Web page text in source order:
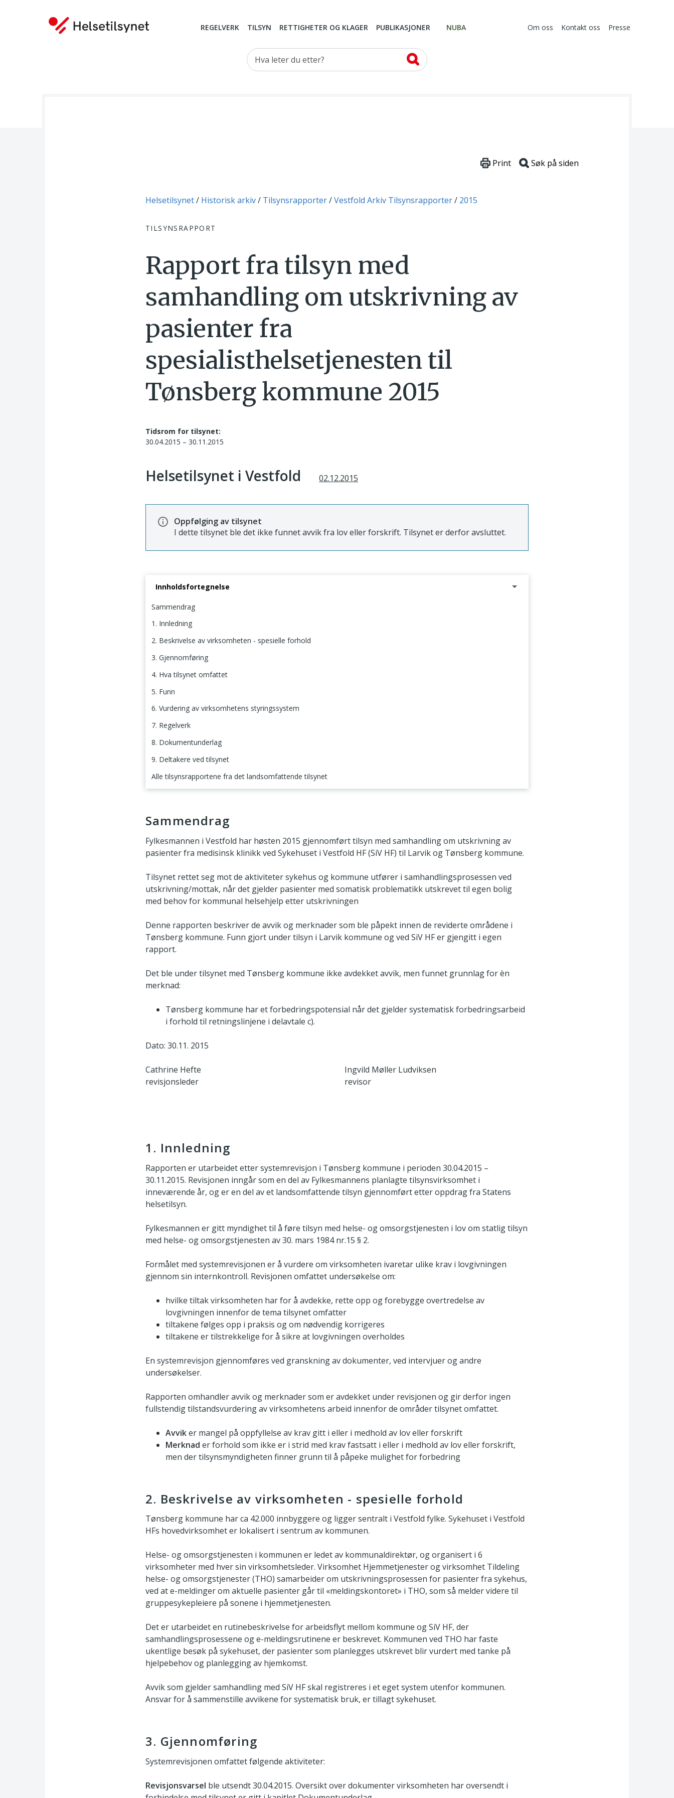
REGELVERK TILSYN RETTIGHETER OG KLAGER PUBLIKASJONER NUBA Om oss Kontakt oss Presse
Hva leter du etter?
Du er her:
Helsetilsynet Historisk arkiv Tilsynsrapporter Vestfold Arkiv Tilsynsrapporter 2015
TILSYNSRAPPORT
Print Søk på siden
Rapport fra tilsyn med
samhandling om utskrivning av
pasienter fra
spesialisthelsetjenesten til
Tønsberg kommune 2015
Tidsrom for tilsynet:
30.04.2015 – 30.11.2015
Helsetilsynet i Vestfold 02.12.2015
Oppfølging av tilsynet
I dette tilsynet ble det ikke funnet avvik fra lov eller forskrift. Tilsynet er derfor avsluttet.
Innholdsfortegnelse
Sammendrag
1. Innledning
2. Beskrivelse av virksomheten - spesielle forhold
3. Gjennomføring
4. Hva tilsynet omfattet
5. Funn
6. Vurdering av virksomhetens styringssystem
7. Regelverk
8. Dokumentunderlag
9. Deltakere ved tilsynet
Alle tilsynsrapportene fra det landsomfattende tilsynet
Sammendrag
Fylkesmannen i Vestfold har høsten 2015 gjennomført tilsyn med samhandling om utskrivning av
pasienter fra medisinsk klinikk ved Sykehuset i Vestfold HF (SiV HF) til Larvik og Tønsberg kommune.
Tilsynet rettet seg mot de aktiviteter sykehus og kommune utfører i samhandlingsprosessen ved
utskrivning/mottak, når det gjelder pasienter med somatisk problematikk utskrevet til egen bolig
med behov for kommunal helsehjelp etter utskrivningen
Denne rapporten beskriver de avvik og merknader som ble påpekt innen de reviderte områdene i
Tønsberg kommune. Funn gjort under tilsyn i Larvik kommune og ved SiV HF er gjengitt i egen
rapport.
Det ble under tilsynet med Tønsberg kommune ikke avdekket avvik, men funnet grunnlag for èn
merknad:
Tønsberg kommune har et forbedringspotensial når det gjelder systematisk forbedringsarbeid
i forhold til retningslinjene i delavtale c).
Dato: 30.11. 2015
Cathrine Hefte
revisjonsleder
Ingvild Møller Ludviksen
revisor
1. Innledning
Rapporten er utarbeidet etter systemrevisjon i Tønsberg kommune i perioden 30.04.2015 –
30.11.2015. Revisjonen inngår som en del av Fylkesmannens planlagte tilsynsvirksomhet i
inneværende år, og er en del av et landsomfattende tilsyn gjennomført etter oppdrag fra Statens
helsetilsyn.
Fylkesmannen er gitt myndighet til å føre tilsyn med helse- og omsorgstjenesten i lov om statlig tilsyn
med helse- og omsorgstjenesten av 30. mars 1984 nr.15 § 2.
Formålet med systemrevisjonen er å vurdere om virksomheten ivaretar ulike krav i lovgivningen
gjennom sin internkontroll. Revisjonen omfattet undersøkelse om:
hvilke tiltak virksomheten har for å avdekke, rette opp og forebygge overtredelse av
lovgivningen innenfor de tema tilsynet omfatter
tiltakene følges opp i praksis og om nødvendig korrigeres
tiltakene er tilstrekkelige for å sikre at lovgivningen overholdes
En systemrevisjon gjennomføres ved granskning av dokumenter, ved intervjuer og andre
undersøkelser.
Rapporten omhandler avvik og merknader som er avdekket under revisjonen og gir derfor ingen
fullstendig tilstandsvurdering av virksomhetens arbeid innenfor de områder tilsynet omfattet.
Avviker mangel på oppfyllelse av krav gitt i eller i medhold av lov eller forskrift
Merknad er forhold som ikke er i strid med krav fastsatt i eller i medhold av lov eller forskrift,
men der tilsynsmyndigheten finner grunn til å påpeke mulighet for forbedring
2. Beskrivelse av virksomheten - spesielle forhold
Tønsberg kommune har ca 42.000 innbyggere og ligger sentralt i Vestfold fylke. Sykehuset i Vestfold
HFs hovedvirksomhet er lokalisert i sentrum av kommunen.
Helse- og omsorgstjenesten i kommunen er ledet av kommunaldirektør, og organisert i 6
virksomheter med hver sin virksomhetsleder. Virksomhet Hjemmetjenester og virksomhet Tildeling
helse- og omsorgstjenester (THO) samarbeider om utskrivningsprosessen for pasienter fra sykehus,
ved at e-meldinger om aktuelle pasienter går til «meldingskontoret» i THO, som så melder videre til
gruppesykepleiere på sonene i hjemmetjenesten.
Det er utarbeidet en rutinebeskrivelse for arbeidsflyt mellom kommune og SiV HF, der
samhandlingsprosessene og e-meldingsrutinene er beskrevet. Kommunen ved THO har faste
ukentlige besøk på sykehuset, der pasienter som planlegges utskrevet blir vurdert med tanke på
hjelpebehov og planlegging av hjemkomst.
Avvik som gjelder samhandling med SiV HF skal registreres i et eget system utenfor kommunen.
Ansvar for å sammenstille avvikene for systematisk bruk, er tillagt sykehuset.
3. Gjennomføring
Systemrevisjonen omfattet følgende aktiviteter:
Revisjonsvarsel ble utsendt 30.04.2015. Oversikt over dokumenter virksomheten har oversendt i